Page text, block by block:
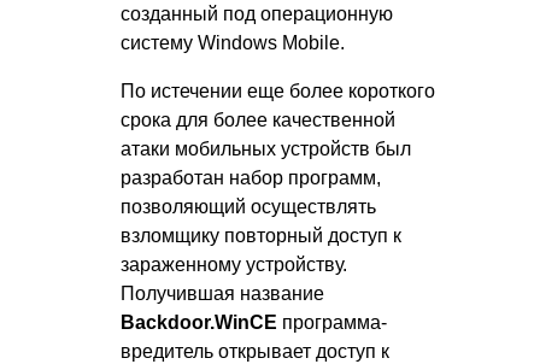
созданный под операционную
систему Windows Mobile.
По истечении еще более короткого
срока для более качественной
атаки мобильных устройств был
разработан набор программ,
позволяющий осуществлять
взломщику повторный доступ к
зараженному устройству.
Получившая название
Backdoor.WinCE программа-
вредитель открывает доступ к